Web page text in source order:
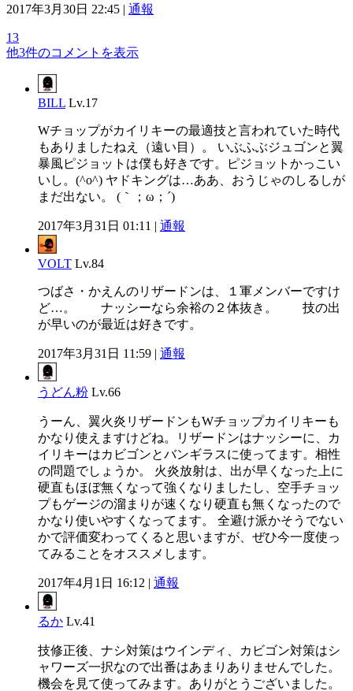
2017年3月30日 22:45 | 通報
13
他3件のコメントを表示
BILL Lv.17
Wチョップがカイリキーの最適技と言われていた時代
もありましたねえ（遠い目）。 いぶふぶジュゴンと翼
暴風ピジョットは僕も好きです。ピジョットかっこい
いし。(^o^) ヤドキングは…ああ、おうじゃのしるしが
まだ出ない。 (｀；ω；´)
2017年3月31日 01:11 | 通報
VOLT Lv.84
つばさ・かえんのリザードンは、１軍メンバーですけ
ど…。 ナッシーなら余裕の２体抜き。 技の出
が早いのが最近は好きです。
2017年3月31日 11:59 | 通報
うどん粉 Lv.66
うーん、翼火炎リザードンもWチョップカイリキーも
かなり使えますけどね。リザードンはナッシーに、カ
イリキーはカビゴンとバンギラスに使ってます。相性
の問題でしょうか。 火炎放射は、出が早くなった上に
硬直もほぼ無くなって強くなりましたし、空手チョッ
プもゲージの溜まりが速くなり硬直も無くなったので
かなり使いやすくなってます。 全避け派かそうでない
かで評価変わってくると思いますが、ぜひ今一度使っ
てみることをオススメします。
2017年4月1日 16:12 | 通報
るか Lv.41
技修正後、ナシ対策はウインディ、カビゴン対策はシ
ャワーズ一択なので出番はあまりありませんでした。
機会を見て使ってみます。ありがとうございました。